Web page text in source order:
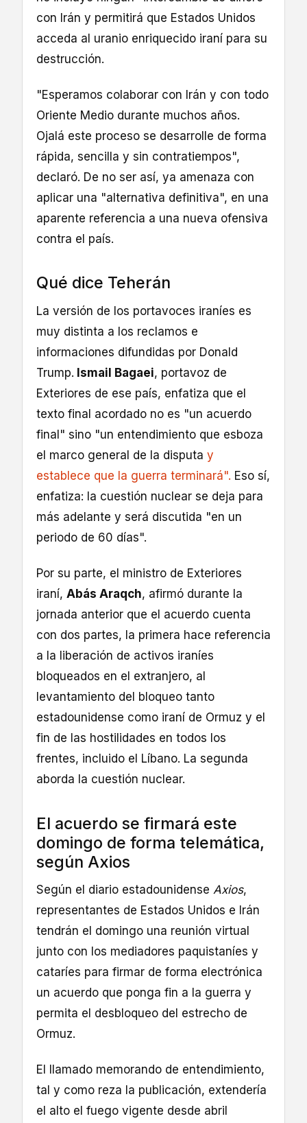
con Irán y permitirá que Estados Unidos
acceda al uranio enriquecido iraní para su
destrucción.
"Esperamos colaborar con Irán y con todo
Oriente Medio durante muchos años.
Ojalá este proceso se desarrolle de forma
rápida, sencilla y sin contratiempos",
declaró. De no ser así, ya amenaza con
aplicar una "alternativa definitiva", en una
aparente referencia a una nueva ofensiva
contra el país.
Qué dice Teherán
La versión de los portavoces iraníes es
muy distinta a los reclamos e
informaciones difundidas por Donald
Trump. Ismail Bagaei, portavoz de
Exteriores de ese país, enfatiza que el
texto final acordado no es "un acuerdo
final" sino "un entendimiento que esboza
el marco general de la disputa y
establece que la guerra terminará". Eso sí,
enfatiza: la cuestión nuclear se deja para
más adelante y será discutida "en un
periodo de 60 días".
Por su parte, el ministro de Exteriores
iraní, Abás Araqch, afirmó durante la
jornada anterior que el acuerdo cuenta
con dos partes, la primera hace referencia
a la liberación de activos iraníes
bloqueados en el extranjero, al
levantamiento del bloqueo tanto
estadounidense como iraní de Ormuz y el
fin de las hostilidades en todos los
frentes, incluido el Líbano. La segunda
aborda la cuestión nuclear.
El acuerdo se firmará este
domingo de forma telemática,
según Axios
Según el diario estadounidense Axios,
representantes de Estados Unidos e Irán
tendrán el domingo una reunión virtual
junto con los mediadores paquistaníes y
cataríes para firmar de forma electrónica
un acuerdo que ponga fin a la guerra y
permita el desbloqueo del estrecho de
Ormuz.
El llamado memorando de entendimiento,
tal y como reza la publicación, extendería
el alto el fuego vigente desde abril